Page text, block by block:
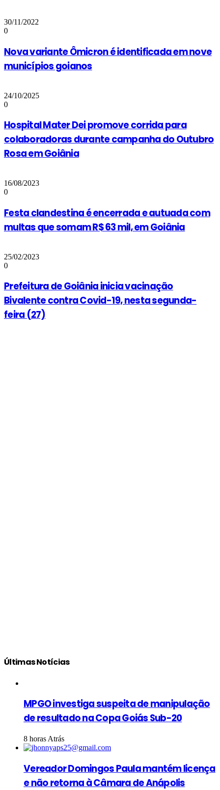
30/11/2022
0
Nova variante Ômicron é identificada em nove
municípios goianos
24/10/2025
0
Hospital Mater Dei promove corrida para
colaboradoras durante campanha do Outubro
Rosa em Goiânia
16/08/2023
0
Festa clandestina é encerrada e autuada com
multas que somam R$ 63 mil, em Goiânia
25/02/2023
0
Prefeitura de Goiânia inicia vacinação
Bivalente contra Covid-19, nesta segunda-
feira (27)
Últimas Notícias
MPGO investiga suspeita de manipulação
de resultado na Copa Goiás Sub-20
8 horas Atrás
Vereador Domingos Paula mantém licença
e não retorna à Câmara de Anápolis